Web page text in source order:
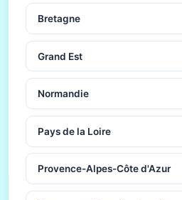
Bretagne
Grand Est
Normandie
Pays de la Loire
Provence-Alpes-Côte d'Azur